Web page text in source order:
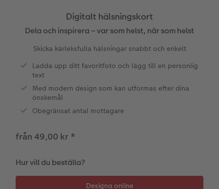
CEWE FOTOBOK Color pop
Panoramasida
Förstoring på standardpapper
Fotoset
Bild på aluminiumplatta
Galleritryck
Tygprodukter
Skola & kontor
Designa själv
Fotokort
Valmöjligheter
Presentförpackning
Digitalt hälsningskort
Dela och inspirera – var som helst, när som helst
Skicka kärleksfulla hälsningar snabbt och enkelt
Ladda upp ditt favoritfoto och lägg till en personlig
text
Med modern design som kan utformas efter dina
önskemål
Obegränsat antal mottagare
från 49,00 kr *
Hur vill du beställa?